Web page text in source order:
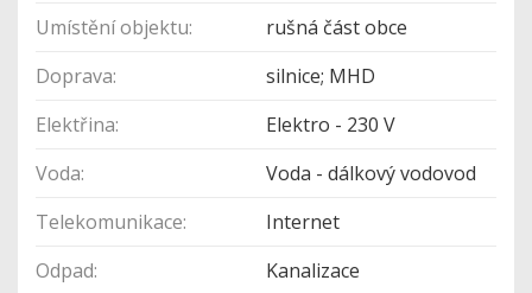
Umístění objektu:
rušná část obce
Doprava:
silnice; MHD
Elektřina:
Elektro - 230 V
Voda:
Voda - dálkový vodovod
Telekomunikace:
Internet
Odpad:
Kanalizace